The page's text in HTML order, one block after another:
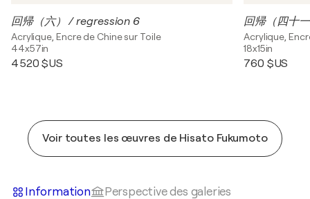
回帰（六） / regression 6
Acrylique, Encre de Chine sur Toile
44x57in
4 520 $US
回帰（四十
Acrylique,
18x15in
760 $US
Voir toutes les œuvres de Hisato Fukumoto
Information Perspective des galeries